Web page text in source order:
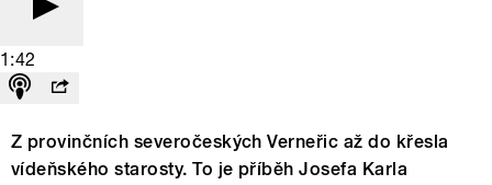
1:42
Z provinčních severočeských Verneřic až do křesla
vídeňského starosty. To je příběh Josefa Karla